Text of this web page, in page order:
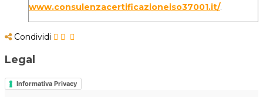
www.consulenzacertificazioneiso37001.it/.
Condividi
Legal
Informativa Privacy